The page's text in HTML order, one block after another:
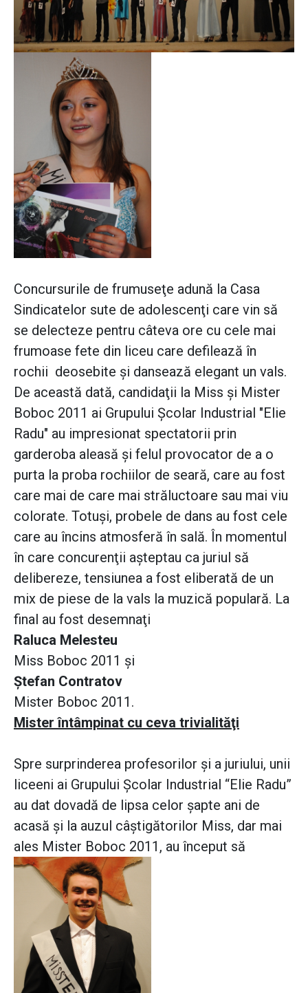
Concursurile de frumuseţe adună la Casa
Sindicatelor sute de adolescenţi care vin să
se delecteze pentru câteva ore cu cele mai
frumoase fete din liceu care defilează în
rochii deosebite şi dansează elegant un vals.
De această dată, candidaţii la Miss şi Mister
Boboc 2011 ai Grupului Şcolar Industrial "Elie
Radu" au impresionat spectatorii prin
garderoba aleasă şi felul provocator de a o
purta la proba rochiilor de seară, care au fost
care mai de care mai străluctoare sau mai viu
colorate. Totuşi, probele de dans au fost cele
care au încins atmosferă în sală. În momentul
în care concurenţii aşteptau ca juriul să
delibereze, tensiunea a fost eliberată de un
mix de piese de la vals la muzică populară. La
final au fost desemnaţi
Raluca Melesteu
Miss Boboc 2011 şi
Ştefan Contratov
Mister Boboc 2011.
Mister întâmpinat cu ceva trivialităţi
Spre surprinderea profesorilor şi a juriului, unii
liceeni ai Grupului Şcolar Industrial “Elie Radu”
au dat dovadă de lipsa celor şapte ani de
acasă şi la auzul câştigătorilor Miss, dar mai
ales Mister Boboc 2011, au început să